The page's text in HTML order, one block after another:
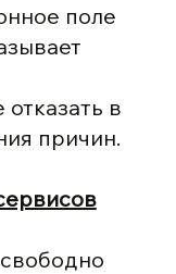
поле
в
причин.